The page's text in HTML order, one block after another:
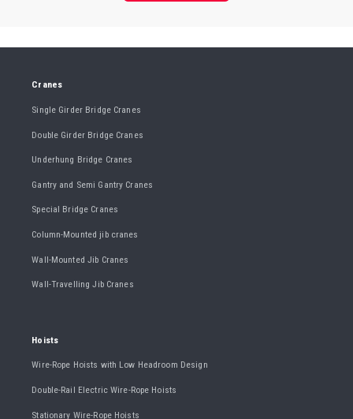
Cranes
Single Girder Bridge Cranes
Double Girder Bridge Cranes
Underhung Bridge Cranes
Gantry and Semi Gantry Cranes
Special Bridge Cranes
Column-Mounted jib cranes
Wall-Mounted Jib Cranes
Wall-Travelling Jib Cranes
Hoists
Wire-Rope Hoists with Low Headroom Design
Double-Rail Electric Wire-Rope Hoists
Stationary Wire-Rope Hoists